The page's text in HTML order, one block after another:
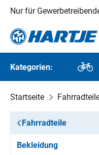
Hauptinhalt springen
Zur Suche springen
Zur Hauptnavigation
Nur für
Kategorien:
Startseite
Fahrradteile
Bekleidung